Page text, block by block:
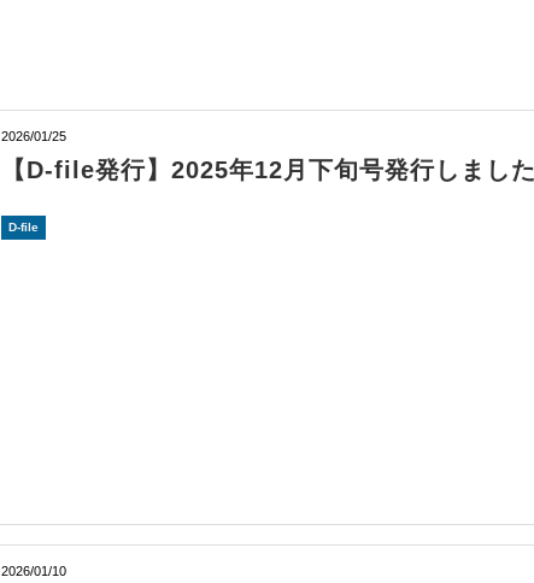
2026/01/25
【D-file発行】2025年12月下旬号発行しました
D-file
2026/01/10